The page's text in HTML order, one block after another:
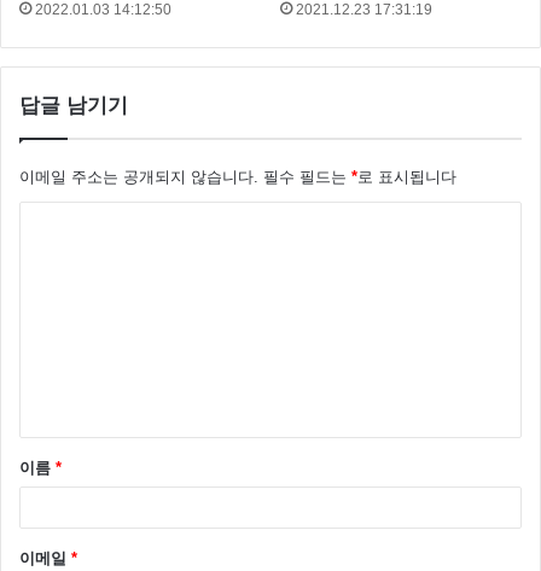
2022.01.03 14:12:50 2021.12.23 17:31:19
답글 남기기
이메일 주소는 공개되지 않습니다. 필수 필드는 *로 표시됩니다
이름 *
이메일 *